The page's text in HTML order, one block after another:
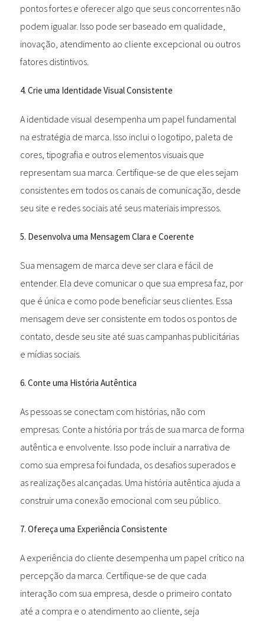
pontos fortes e oferecer algo que seus concorrentes não
podem igualar. Isso pode ser baseado em qualidade,
inovação, atendimento ao cliente excepcional ou outros
fatores distintivos.
4. Crie uma Identidade Visual Consistente
A identidade visual desempenha um papel fundamental
na estratégia de marca. Isso inclui o logotipo, paleta de
cores, tipografia e outros elementos visuais que
representam sua marca. Certifique-se de que eles sejam
consistentes em todos os canais de comunicação, desde
seu site e redes sociais até seus materiais impressos.
5. Desenvolva uma Mensagem Clara e Coerente
Sua mensagem de marca deve ser clara e fácil de
entender. Ela deve comunicar o que sua empresa faz, por
que é única e como pode beneficiar seus clientes. Essa
mensagem deve ser consistente em todos os pontos de
contato, desde seu site até suas campanhas publicitárias
e mídias sociais.
6. Conte uma História Autêntica
As pessoas se conectam com histórias, não com
empresas. Conte a história por trás de sua marca de forma
autêntica e envolvente. Isso pode incluir a narrativa de
como sua empresa foi fundada, os desafios superados e
as realizações alcançadas. Uma história autêntica ajuda a
construir uma conexão emocional com seu público.
7. Ofereça uma Experiência Consistente
A experiência do cliente desempenha um papel crítico na
percepção da marca. Certifique-se de que cada
interação com sua empresa, desde o primeiro contato
até a compra e o atendimento ao cliente, seja